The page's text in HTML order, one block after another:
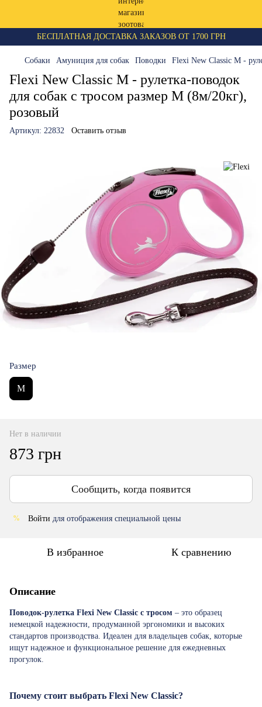
БЕСПЛАТНАЯ ДОСТАВКА ЗАКАЗОВ ОТ 1700 ГРН
Собаки Амуниция для собак Поводки Flexi New Classic M -
Flexi New Classic M - рулетка-поводок
для собак с тросом размер M (8м/20кг),
розовый
Артикул: 22832 Оставить отзыв
Размер
M
Нет в наличии
873 грн
Сообщить, когда появится
% Войти для отображения специальной цены
В избранное К сравнению
Описание
Поводок-рулетка Flexi New Classic с тросом – это образец
немецкой надежности, продуманной эргономики и высоких
стандартов производства. Идеален для владельцев собак, которые
ищут надежное и функциональное решение для ежедневных
прогулок.
Почему стоит выбрать Flexi New Classic?